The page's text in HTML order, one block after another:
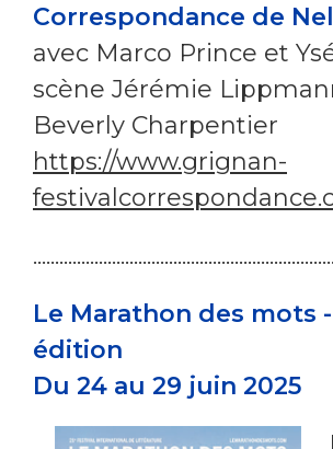
Correspondance de
avec Marco Prince et
scène Jérémie
Beverly Charpentier
https://www.grignan-
Le Marathon des mots -
édition
Du 24 au 29 juin 2025